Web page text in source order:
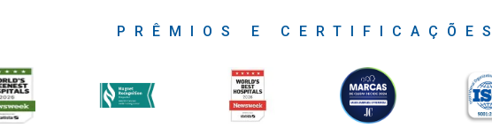
PRÊMIOS E CERTIFICAÇÕES